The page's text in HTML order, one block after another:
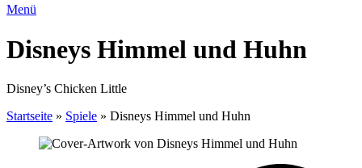
Menü
Disneys Himmel und Huhn
Disney’s Chicken Little
Startseite » Spiele » Disneys Himmel und Huhn